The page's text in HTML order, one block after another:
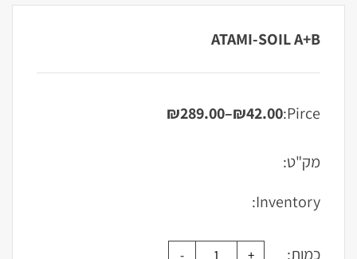
ATAMI-SOIL A+B
Pirce:
₪42.00
–
₪289.00
טווח
מק"ט:
Inventory:
כמות: